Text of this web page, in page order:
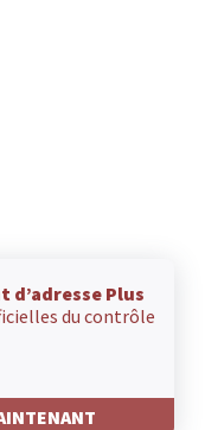
d’adresse Plus
du contrôle